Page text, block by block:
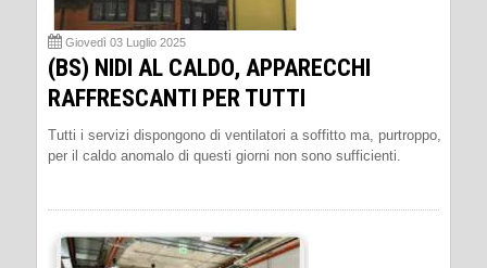
Giovedì 03 Luglio 2025
(BS) NIDI AL CALDO, APPARECCHI
RAFFRESCANTI PER TUTTI
Tutti i servizi dispongono di ventilatori a soffitto ma, purtroppo,
per il caldo anomalo di questi giorni non sono sufficienti.